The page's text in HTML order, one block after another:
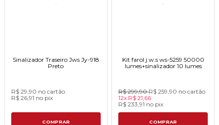
Sinalizador Traseiro Jws Jy-918
Pretoㅤㅤㅤㅤㅤㅤㅤㅤㅤㅤㅤㅤㅤㅤㅤㅤㅤㅤㅤㅤ
R$ 29,90 no cartão
R$ 26,91 no pix
COMPRAR
Kit farol j.w.s ws-5259 50000
lumes+sinalizador 10 lumes
R$ 299,90R$ 259,90 no cartão
12x R$ 21,66
R$ 233,91 no pix
COMPRAR